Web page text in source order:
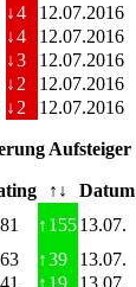
↓4
12.07.2016
↓4
12.07.2016
↓3
12.07.2016
↓ 2
12.07.2016
↓ 2 12.07.2016
Aufsteiger
↑↓
Datum
↑ 15513.07.
↑39
13.07.
↑ 19
13.07.